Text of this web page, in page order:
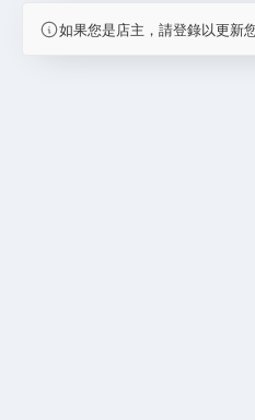
如果您是店主，請登錄以更新